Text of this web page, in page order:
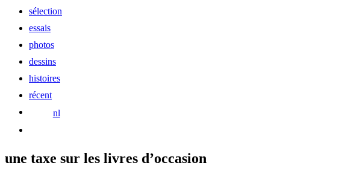
sélection
essais
photos
dessins
histoires
récent
nl
une taxe sur les livres d’occasion